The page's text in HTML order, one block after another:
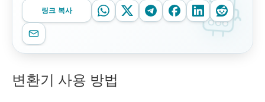
링크 복사
변환기 사용 방법